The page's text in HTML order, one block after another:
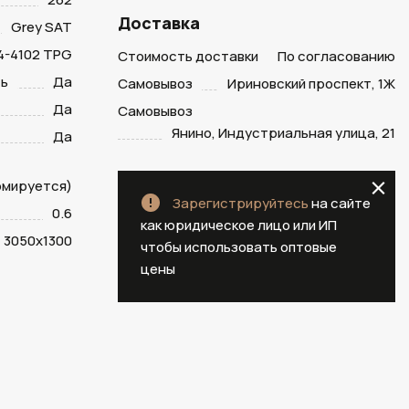
Grey SAT
4102 TPG
Да
Да
Да
0.6
3050х1300
Доставка
Стоимость доставки
По согласованию
Самовывоз
Ириновский проспект, 1Ж
Самовывоз
Янино, Индустриальная улица, 21
Зарегистрируйтесьна сайте
как юридическое лицо или ИП
чтобы использовать оптовые
цены